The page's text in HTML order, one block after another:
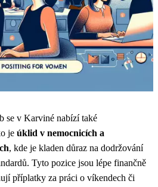
se v Karviné nabízí také
je úklid v nemocnicích a
, kde je kladen důraz na dodržování
Tyto pozice jsou lépe finančně
příplatky za práci o víkendech či